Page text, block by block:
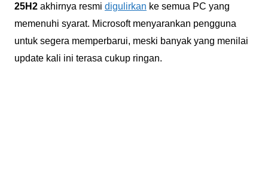
25H2akhirnya resmi digulirkan ke semua PC yang
memenuhi syarat. Microsoft menyarankan pengguna
untuk segera memperbarui, meski banyak yang menilai
update kali ini terasa cukup ringan.